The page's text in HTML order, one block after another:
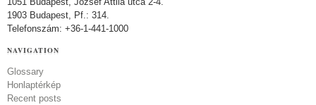
1903 Budapest, Pf.: 314.
Telefonszám: +36-1-441-1000
NAVIGATION
Glossary
Honlaptérkép
Recent posts